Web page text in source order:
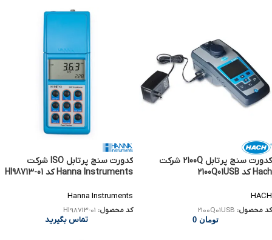
کدورت سنج پرتابل 2100Q شرکت
Hach کد 2100Q01USB
HACH
کد محصول: 2100Q01USB
تومان
کدورت سنج پرتابل ISO شرکت
Hanna Instruments کد HI98713-01
Hanna Instruments
کد محصول: HI98713-01
تماس بگیرید